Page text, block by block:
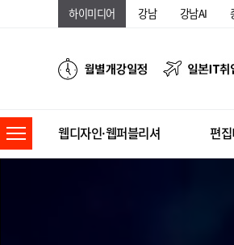
하이미디어 강남 강남AI
웹디자인·웹퍼블리셔 편